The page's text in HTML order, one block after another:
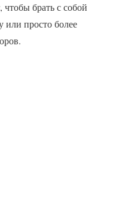
брать с собой
или просто более